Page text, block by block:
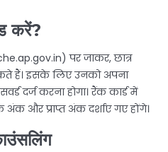
करें?
पर जाकर, छात्र
हैं। इसके लिए उनको अपना
दर्ज करना होगा। रैंक कार्ड में
और प्राप्त अंक दर्शाए गए होंगे।